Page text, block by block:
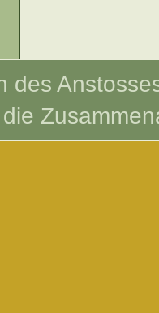
des